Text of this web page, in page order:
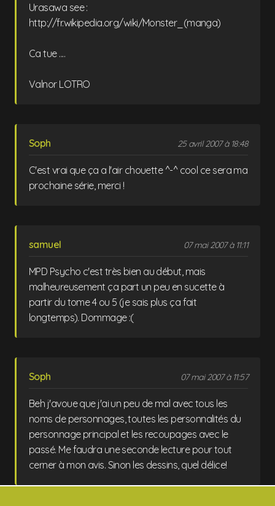
Urasawa see :
http://fr.wikipedia.org/wiki/Monster_(manga)
Ca tue ....
Valnor LOTRO
Soph 25 avril 2007 à 18:48
C'est vrai que ça a l'air chouette ^-^ cool ce sera ma
prochaine série, merci !
samuel 07 mai 2007 à 11:11
MPD Psycho c'est très bien au début, mais
malheureusement ça part un peu en sucette à
partir du tome 4 ou 5 (je sais plus ça fait
longtemps). Dommage :(
Soph 07 mai 2007 à 11:57
Beh j'avoue que j'ai un peu de mal avec tous les
noms de personnages, toutes les personnalités du
personnage principal et les recoupages avec le
passé. Me faudra une seconde lecture pour tout
cerner à mon avis. Sinon les dessins, quel délice!